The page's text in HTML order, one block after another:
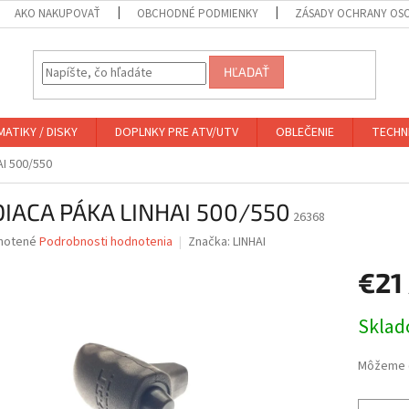
AKO NAKUPOVAŤ OBCHODNÉ PODMIENKY ZÁSADY OCHRANY
HĽADAŤ
/ DISKY DOPLNKY PRE ATV/UTV OBLEČENIE
500/550
PÁKA LINHAI 500/550 26368
Podrobnosti hodnotenia Značka: LINHAI
€21
cena: